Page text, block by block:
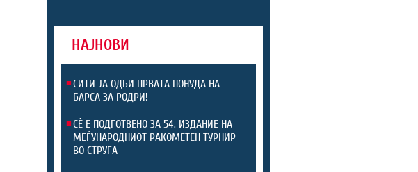
НАЈНОВИ
СИТИ ЈА ОДБИ ПРВАТА ПОНУДА НА
БАРСА ЗА РОДРИ!
СЀ Е ПОДГОТВЕНО ЗА 54. ИЗДАНИЕ НА
МЕЃУНАРОДНИОТ РАКОМЕТЕН ТУРНИР
ВО СТРУГА